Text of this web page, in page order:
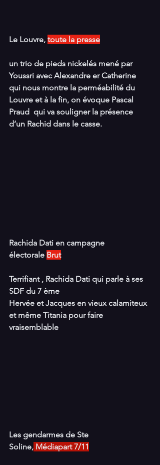
Le Louvre, toute la presse
un trio de pieds nickelés mené par
Youssri avec Alexandre er Catherine
qui nous montre la perméabilité du
Louvre et à la fin, on évoque Pascal
Praud  qui va souligner la présence
d’un Rachid dans le casse.
Rachida Dati en campagne
électorale Brut
Terrifiant , Rachida Dati qui parle à ses
SDF du 7 ème
Hervée et Jacques en vieux calamiteux
et même Titania pour faire
vraisemblable
Les gendarmes de Ste
Soline, Médiapart 7/11